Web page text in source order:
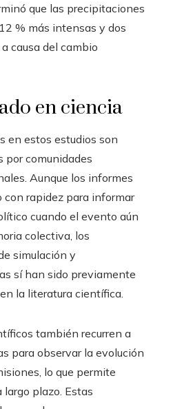
que las precipitaciones
% más intensas y dos
causa del cambio
en ciencia
en estos estudios son
por comunidades
Aunque los informes
con rapidez para informar
cuando el evento aún
colectiva, los
simulación y
sí han sido previamente
la literatura científica.
también recurren a
para observar la evolución
lo que permite
plazo. Estas